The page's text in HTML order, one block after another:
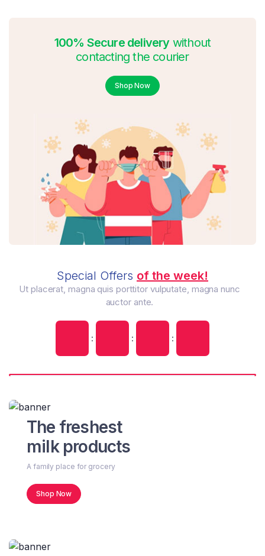
100% Secure deliverywithout
contacting the courier
Shop Now
Special Offers of the week!
Ut placerat, magna quis porttitor vulputate, magna nunc
auctor ante.
: : :
The freshest
milk products
A family place for grocery
Shop Now